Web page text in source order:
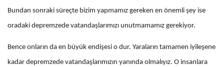
Bundan sonraki süreçte bizim yapmamız gereken en önemli şey ise
oradaki depremzede vatandaşlarımızı unutmamamız gerekiyor.
Bence onların da en büyük endişesi o dur. Yaraların tamamen iyileşene
kadar depremzede vatandaşlarımızın yanında olmalıyız. O insanlara